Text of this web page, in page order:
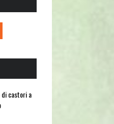
di castori a